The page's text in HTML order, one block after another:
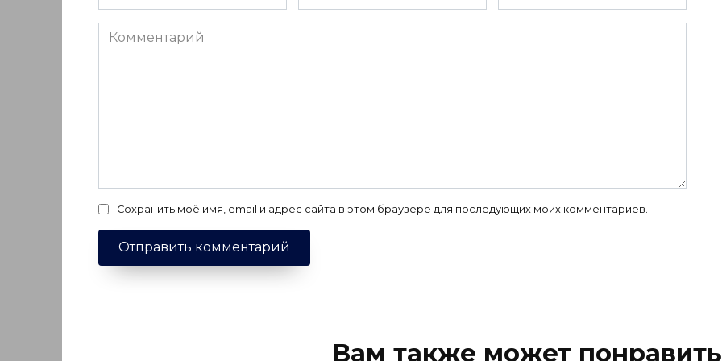
*
*
Комментарий
Сохранить моё имя, email и адрес сайта в этом браузере для последующих моих комментариев.
Вам также может